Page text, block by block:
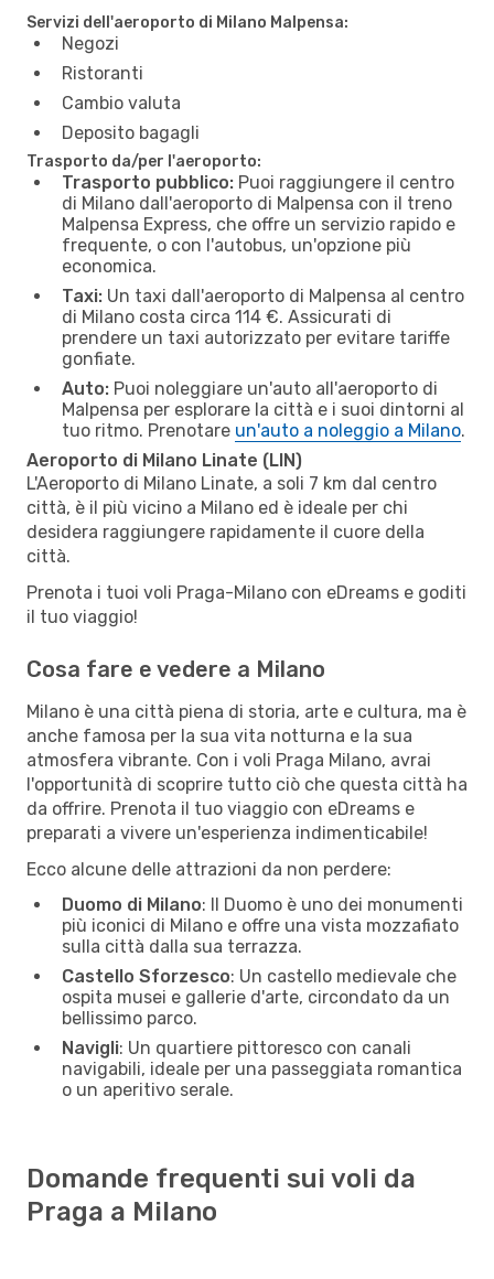
Servizi dell'aeroporto di Milano Malpensa:
Negozi
Ristoranti
Cambio valuta
Deposito bagagli
Trasporto da/per l'aeroporto:
Trasporto pubblico: Puoi raggiungere il centro
di Milano dall'aeroporto di Malpensa con il treno
Malpensa Express, che offre un servizio rapido e
frequente, o con l'autobus, un'opzione più
economica.
Taxi: Un taxi dall'aeroporto di Malpensa al centro
di Milano costa circa 114 €. Assicurati di
prendere un taxi autorizzato per evitare tariffe
gonfiate.
Auto: Puoi noleggiare un'auto all'aeroporto di
Malpensa per esplorare la città e i suoi dintorni al
tuo ritmo. Prenotare un'auto a noleggio a Milano.
Aeroporto di Milano Linate (LIN)
L'Aeroporto di Milano Linate, a soli 7 km dal centro
città, è il più vicino a Milano ed è ideale per chi
desidera raggiungere rapidamente il cuore della
città.
Prenota i tuoi voli Praga-Milano con eDreams e goditi
il tuo viaggio!
Cosa fare e vedere a Milano
Milano è una città piena di storia, arte e cultura, ma è
anche famosa per la sua vita notturna e la sua
atmosfera vibrante. Con i voli Praga Milano, avrai
l'opportunità di scoprire tutto ciò che questa città ha
da offrire. Prenota il tuo viaggio con eDreams e
preparati a vivere un'esperienza indimenticabile!
Ecco alcune delle attrazioni da non perdere:
Duomo di Milano: Il Duomo è uno dei monumenti
più iconici di Milano e offre una vista mozzafiato
sulla città dalla sua terrazza.
Castello Sforzesco: Un castello medievale che
ospita musei e gallerie d'arte, circondato da un
bellissimo parco.
Navigli: Un quartiere pittoresco con canali
navigabili, ideale per una passeggiata romantica
o un aperitivo serale.
Domande frequenti sui voli da
Praga a Milano